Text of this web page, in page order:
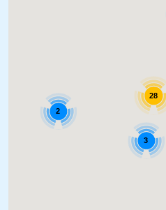
28
3
2